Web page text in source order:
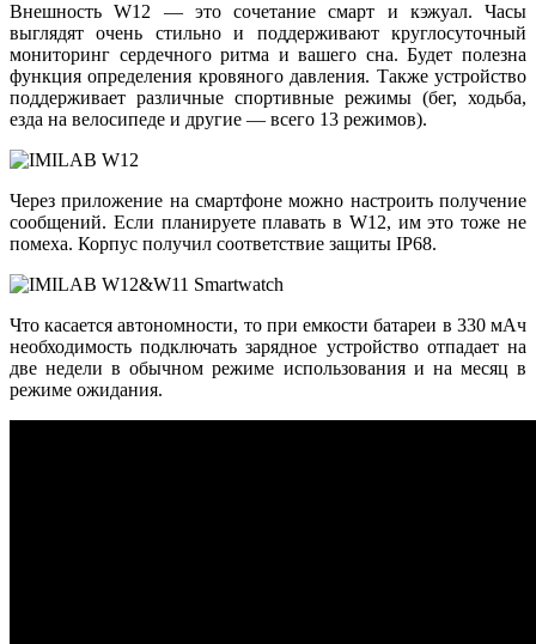
Внешность W12 — это сочетание смарт и кэжуал. Часы
выглядят очень стильно и поддерживают круглосуточный
мониторинг сердечного ритма и вашего сна. Будет полезна
функция определения кровяного давления. Также устройство
поддерживает различные спортивные режимы (бег, ходьба,
езда на велосипеде и другие — всего 13 режимов).
Через приложение на смартфоне можно настроить получение
сообщений. Если планируете плавать в W12, им это тоже не
помеха. Корпус получил соответствие защиты IP68.
Что касается автономности, то при емкости батареи в 330 мАч
необходимость подключать зарядное устройство отпадает на
две недели в обычном режиме использования и на месяц в
режиме ожидания.